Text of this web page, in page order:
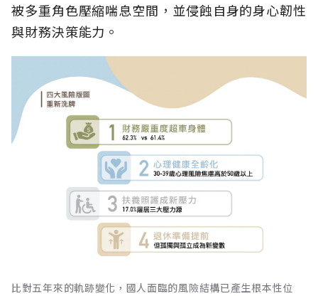
被多重角色壓縮喘息空間，並侵蝕自身的身心韌性
與財務決策能力。
比對五年來的軌跡變化，國人面臨的風險結構已產生根本性位